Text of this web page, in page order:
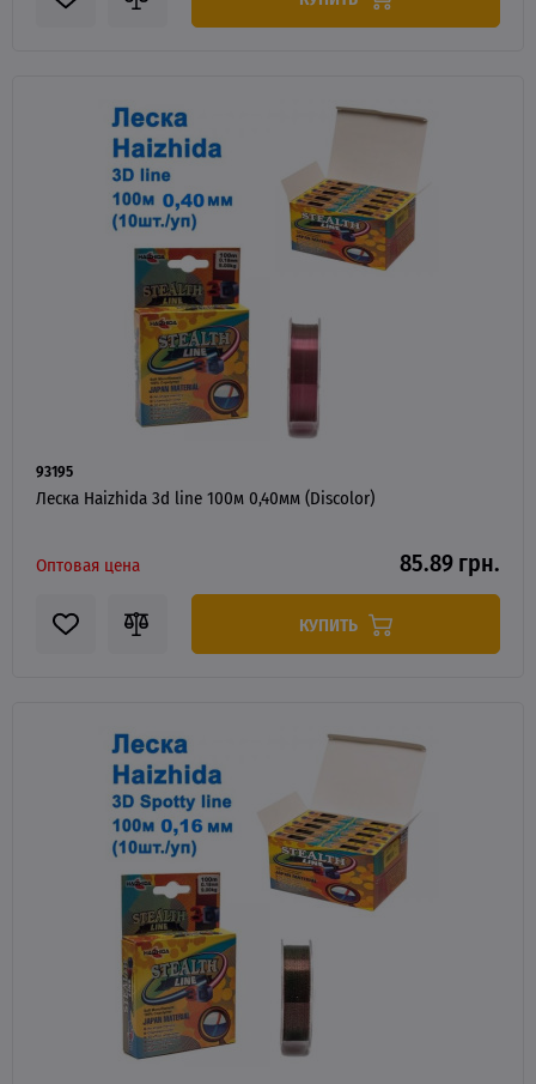
93195
Леска Haizhida 3d line 100м 0,40мм (Discolor)
Оптовая цена 85.89 грн.
КУПИТЬ